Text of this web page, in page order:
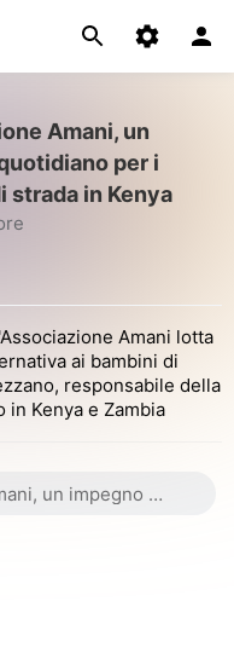
Amani, un
per i
strada in Kenya
Amani lotta
ai bambini di
responsabile della
Kenya e Zambia